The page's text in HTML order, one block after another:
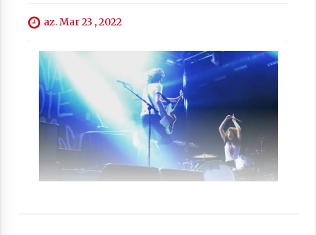
Arrosaren laburpen bideoa Hamaika
Telebistaren eskutik
2021/06/30
az. Mar 23 , 2022